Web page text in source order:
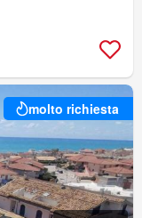
molto richiesta